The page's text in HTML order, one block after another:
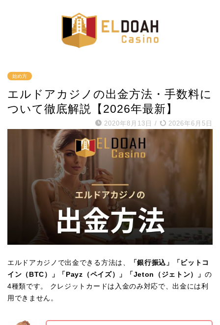
始め方
エルドアカジノの出金方法・手数料に
ついて徹底解説【2026年最新】
2020年8月13日 / 2026年6月5日
エルドアカジノで出金できる方法は、
「銀行振込」「ビットコ
イン（BTC）」「Payz（ペイズ）」「Jeton（ジェトン）」 の
4種類です。 クレジットカードは入金のみ対応で、出金には利
用できません。